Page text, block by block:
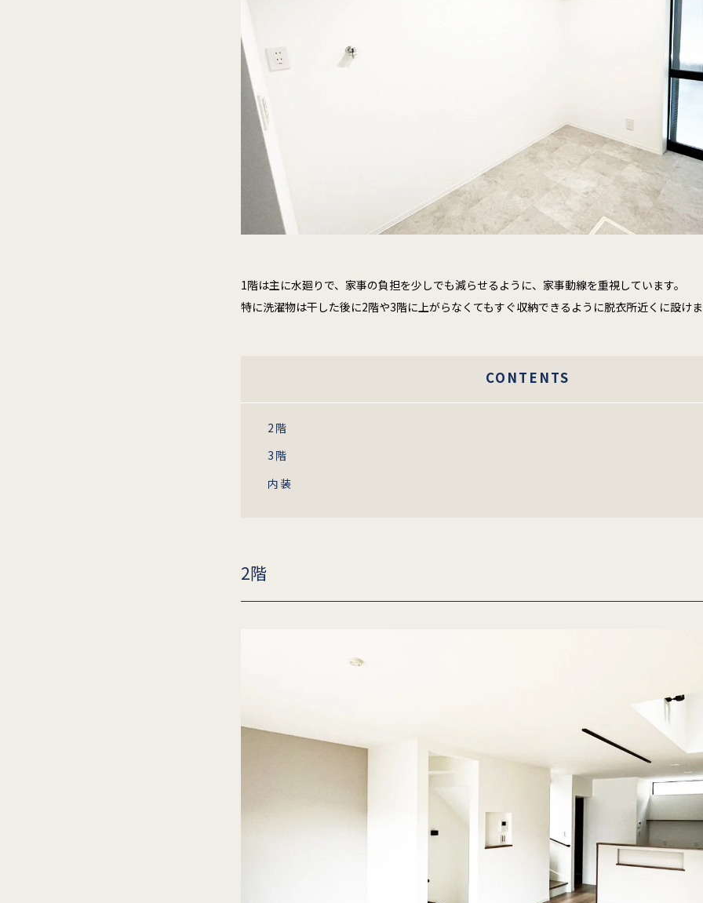
1階は主に水廻りで、家事の負担を少しでも減らせるように、家事動線を重視しています。
特に洗濯物は干した後に2階や3階に上がらなくてもすぐ収納できるように脱衣所近くに設け
CONTENTS
2階
3階
内装
2階